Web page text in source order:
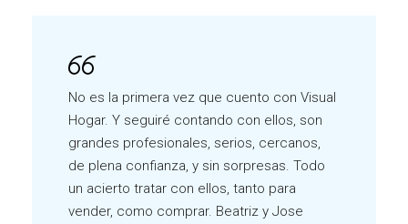
No es la primera vez que cuento con Visual
Hogar. Y seguiré contando con ellos, son
grandes profesionales, serios, cercanos,
de plena confianza, y sin sorpresas. Todo
un acierto tratar con ellos, tanto para
vender, como comprar. Beatriz y Jose